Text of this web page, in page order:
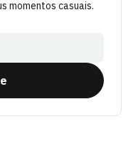
momentos casuais.